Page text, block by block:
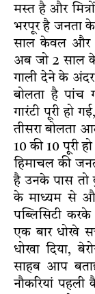
मस्त है और
भरपूर है जनता
साल केवल और
अब जो 2 साल के
गाली देने के अंदर
बोलता है पांच
गारंटी पूरी हो
तीसरा बोलता
10 की 10 पूरी
हिमाचल की
है उनके पास
के माध्यम से
पब्लिसिटी
एक बार धोखे
धोखा दिया,
साहब आप
नौकरियां